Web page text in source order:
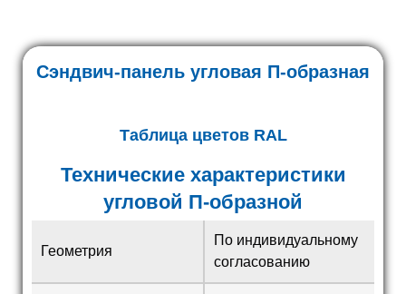
Сэндвич-панель угловая П-образная
Таблица цветов RAL
Технические характеристики
угловой П-образной
Геометрия
По индивидуальному
согласованию